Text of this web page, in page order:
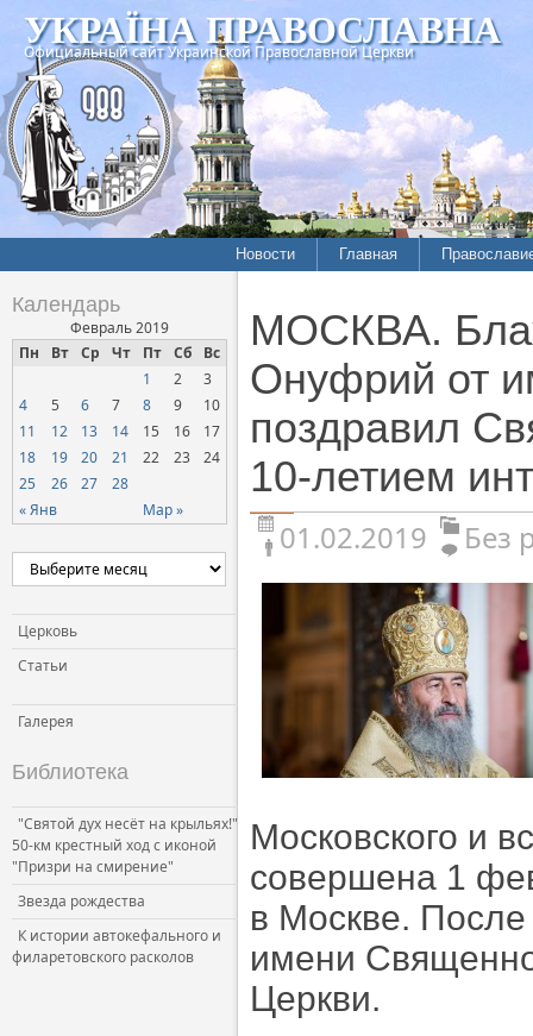
УКРАЇНА ПРАВОСЛАВНА
Официальный сайт Украинской Православной Церкви
Новости Главная
Календарь
Февраль 2019
Пн
Вт Ср Чт Пт Сб Вс
« Янв Мар »
1 2
3
4
5 6 7 8 9
10
11
12 13 14 15 16
17
18
19 20 21 22 23
24
25
26 27 28
Церковь
Статьи
Галерея
Библиотека
"Святой дух несёт на крыльях!"
50-км крестный ход с иконой
"Призри на смирение"
Звезда рождества
К истории автокефального и
филаретовского расколов
МОСКВА.
Онуфрий от
поздравил
10-летием
01.02.2019 Без
Московского и
совершена 1
в Москве. После
имени
Церкви.